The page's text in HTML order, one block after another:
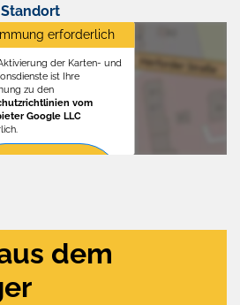
erforderlich
der Karten- und
ist Ihre
zu den
vom
Google LLC
dem